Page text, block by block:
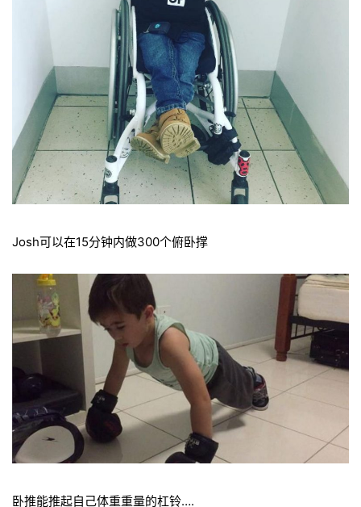
Josh可以在15分钟内做300个俯卧撑
卧推能推起自己体重重量的杠铃….